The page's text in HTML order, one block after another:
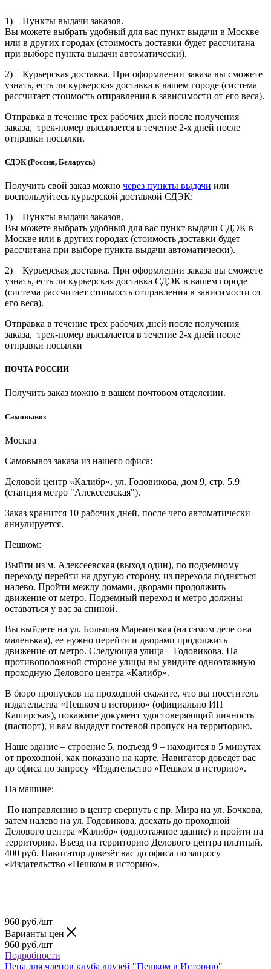
1) Пункты выдачи заказов.
Вы можете выбрать удобный для вас пункт выдачи в Москве
или в других городах (стоимость доставки будет рассчитана
при выборе пункта выдачи автоматически).
2) Курьерская доставка. При оформлении заказа вы сможете
узнать, есть ли курьерская доставка в вашем городе (система
рассчитает стоимость отправления в зависимости от его веса).
Отправка в течение трёх рабочих дней после получения
заказа, трек-номер высылается в течение 2-х дней после
отправки посылки.
СДЭК (Россия, Беларусь)
Получить свой заказ можно через пункты выдачи или
воспользуйтесь курьерской доставкой СДЭК:
1) Пункты выдачи заказов.
Вы можете выбрать удобный для вас пункт выдачи СДЭК в
Москве или в других городах (стоимость доставки будет
рассчитана при выборе пункта выдачи автоматически).
2) Курьерская доставка. При оформлении заказа вы сможете
узнать, есть ли курьерская доставка СДЭК в вашем городе
(система рассчитает стоимость отправления в зависимости от
его веса).
Отправка в течение трёх рабочих дней после получения
заказа, трек-номер высылается в течение 2-х дней после
отправки посылки
ПОЧТА РОССИИ
Получить заказ можно в вашем почтовом отделении.
Cамовывоз
Москва
Самовывоз заказа из нашего офиса:
Деловой центр «Калибр», ул. Годовикова, дом 9, стр. 5.9
(станция метро "Алексеевская").
Заказ хранится 10 рабочих дней, после чего автоматически
аннулируется.
Пешком:
Выйти из м. Алексеевская (выход один), по подземному
переходу перейти на другую сторону, из перехода подняться
налево. Пройти между домами, дворами продолжить
движение от метро. Подземный переход и метро должны
оставаться у вас за спиной.
Вы выйдете на ул. Большая Марьинская (на самом деле она
маленькая), ее нужно перейти и дворами продолжить
движение от метро. Следующая улица – Годовикова. На
противоположной стороне улицы вы увидите одноэтажную
проходную Делового центра «Калибр».
В бюро пропусков на проходной скажите, что вы посетитель
издательства «Пешком в историю» (официально ИП
Каширская), покажите документ удостоверяющий личность
(паспорт), и вам выдадут гостевой пропуск на территорию.
Наше здание – строение 5, подъезд 9 – находится в 5 минутах
от проходной, как показано на карте. Навигатор доведёт вас
до офиса по запросу «Издательство «Пешком в историю».
На машине:
По направлению в центр свернуть с пр. Мира на ул. Бочкова,
затем налево на ул. Годовикова, доехать до проходной
Делового центра «Калибр» (одноэтажное здание) и пройти на
территорию. Въезд на территорию Делового центра платный,
400 руб. Навигатор довезёт вас до офиса по запросу
«Издательство «Пешком в историю».
960 руб./шт
Варианты цен
960 руб./шт
Подробности
Цена для членов клуба друзей "Пешком в Историю"